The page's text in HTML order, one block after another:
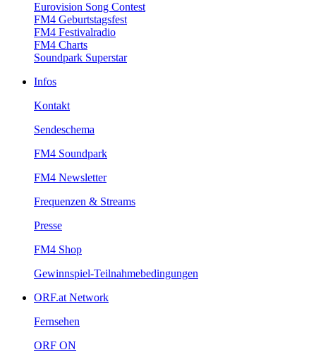
EurovisionSongContest
FM4Geburtstagsfest
FM4Festivalradio
FM4Charts
SoundparkSuperstar
Infos
Kontakt
Sendeschema
FM4Soundpark
FM4Newsletter
Frequenzen&Streams
Presse
FM4Shop
Gewinnspiel-Teilnahmebedingungen
ORF.atNetwork
Fernsehen
ORFON